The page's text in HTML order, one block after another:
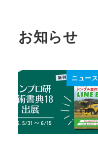
お知らせ
ニュース